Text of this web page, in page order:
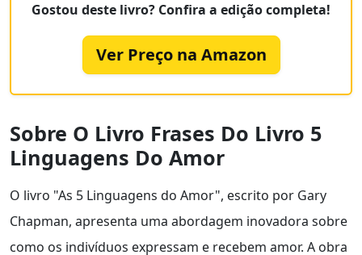
Gostou deste livro? Confira a edição completa!
Ver Preço na Amazon
Sobre O Livro Frases Do Livro 5
Linguagens Do Amor
O livro "As 5 Linguagens do Amor", escrito por Gary
Chapman, apresenta uma abordagem inovadora sobre
como os indivíduos expressam e recebem amor. A obra